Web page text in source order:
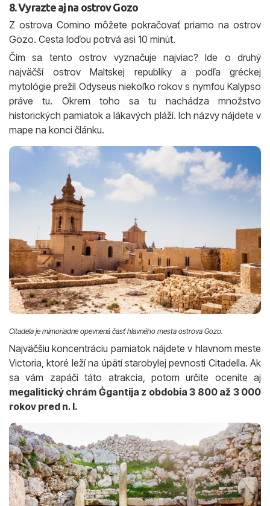
8. Vyrazte aj na ostrov Gozo
Z ostrova Comino môžete pokračovať priamo na ostrov
Gozo. Cesta loďou potrvá asi 10 minút.
Čím sa tento ostrov vyznačuje najviac? Ide o druhý
najväčší ostrov Maltskej republiky a podľa gréckej
mytológie prežil Odyseus niekoľko rokov s nymfou Kalypso
práve tu. Okrem toho sa tu nachádza množstvo
historických pamiatok a lákavých pláží. Ich názvy nájdete v
mape na konci článku.
Citadela je mimoriadne opevnená časť hlavného mesta ostrova Gozo.
Najväčšiu koncentráciu pamiatok nájdete v hlavnom meste
Victoria, ktoré leží na úpätí starobylej pevnosti Citadella. Ak
sa vám zapáči táto atrakcia, potom určite oceníte aj
megalitický chrám Ġgantija z obdobia 3 800 až 3 000
rokov pred n. l.